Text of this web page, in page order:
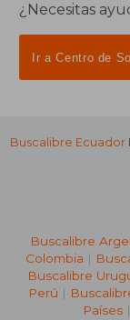
¿Necesitas
Ir a Centro de
Buscalibre Ecuador
Buscalibre
Colombia |
Buscalibre
Perú |
Países |